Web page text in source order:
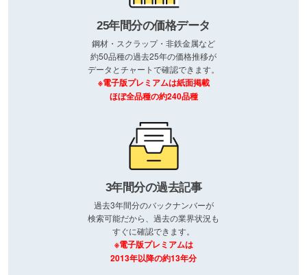
25年間分の価格データ
鋼材・スクラップ・非鉄金属など
約50品種の過去25年の価格推移が
データとチャートで確認できます。
※電子版プレミアムは紙面掲載
ほぼ全品種の約240品種
3年間分の過去記事
過去3年間分のバックナンバーが
検索可能だから、過去の業界状況も
すぐに確認できます。
※電子版プレミアムは
2013年以降の約13年分